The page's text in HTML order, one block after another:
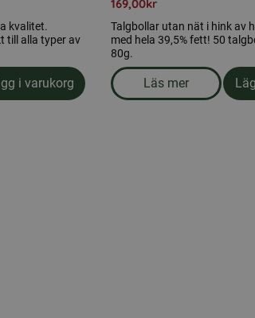
kvalitet.
till alla typer av
solrosfrön 15kg
i varukorg
169,00kr
Talgbollar utan nät i hink av
med hela 39,5% fett! 50
80g.
Läs mer
om produkten